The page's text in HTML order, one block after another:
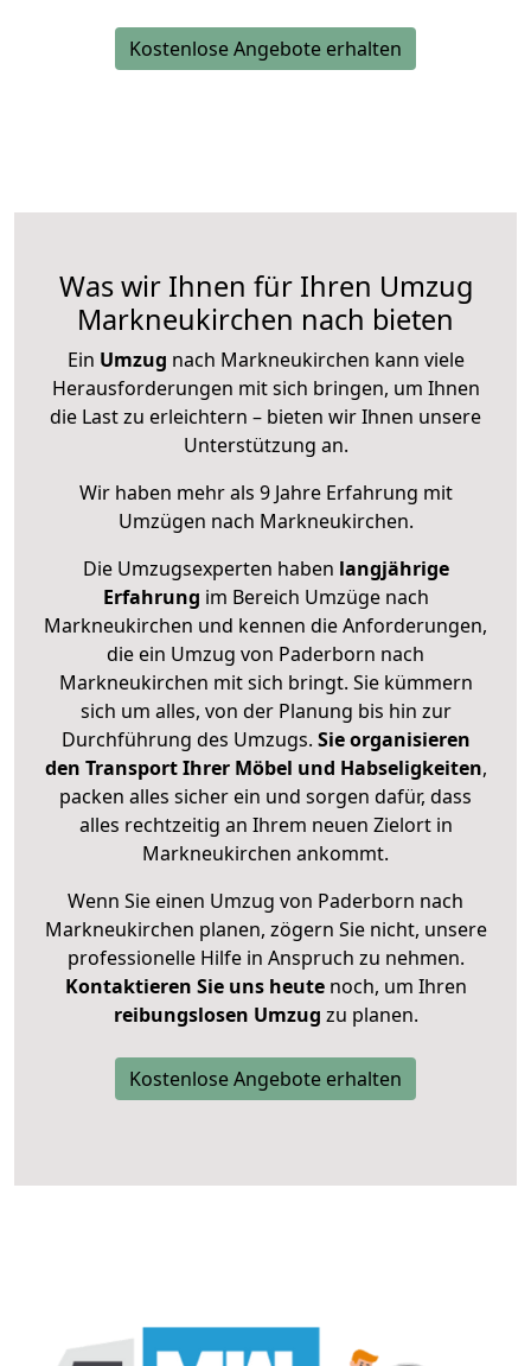
Kostenlose Angebote erhalten
Was wir Ihnen für Ihren Umzug
Markneukirchen nach bieten
Ein Umzug nach Markneukirchen kann viele
Herausforderungen mit sich bringen, um Ihnen
die Last zu erleichtern – bieten wir Ihnen unsere
Unterstützung an.
Wir haben mehr als 9 Jahre Erfahrung mit
Umzügen nach Markneukirchen.
Die Umzugsexperten haben langjährige
Erfahrung im Bereich Umzüge nach
Markneukirchen und kennen die Anforderungen,
die ein Umzug von Paderborn nach
Markneukirchen mit sich bringt. Sie kümmern
sich um alles, von der Planung bis hin zur
Durchführung des Umzugs. Sie organisieren
den Transport Ihrer Möbel und Habseligkeiten,
packen alles sicher ein und sorgen dafür, dass
alles rechtzeitig an Ihrem neuen Zielort in
Markneukirchen ankommt.
Wenn Sie einen Umzug von Paderborn nach
Markneukirchen planen, zögern Sie nicht, unsere
professionelle Hilfe in Anspruch zu nehmen.
Kontaktieren Sie uns heutenoch, um Ihren
reibungslosen Umzug zu planen.
Kostenlose Angebote erhalten